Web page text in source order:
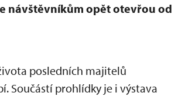
návštěvníkům opět otevřou od
posledních majitelů
Součástí prohlídky je i výstava